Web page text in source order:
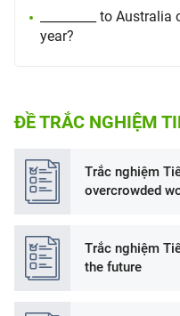
_________ to
year?
ĐỀ TRẮC NGHIỆM
Trắc nghiệm
overcrowded
Trắc nghiệm
the future